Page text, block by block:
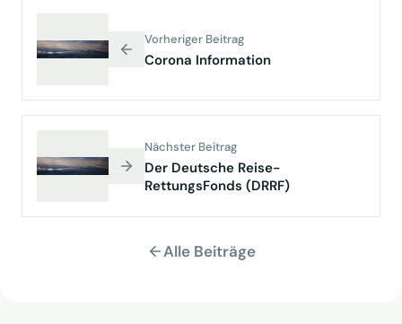
Vorheriger Beitrag
Corona Information
Nächster Beitrag
Der Deutsche Reise-
RettungsFonds (DRRF)
Alle Beiträge